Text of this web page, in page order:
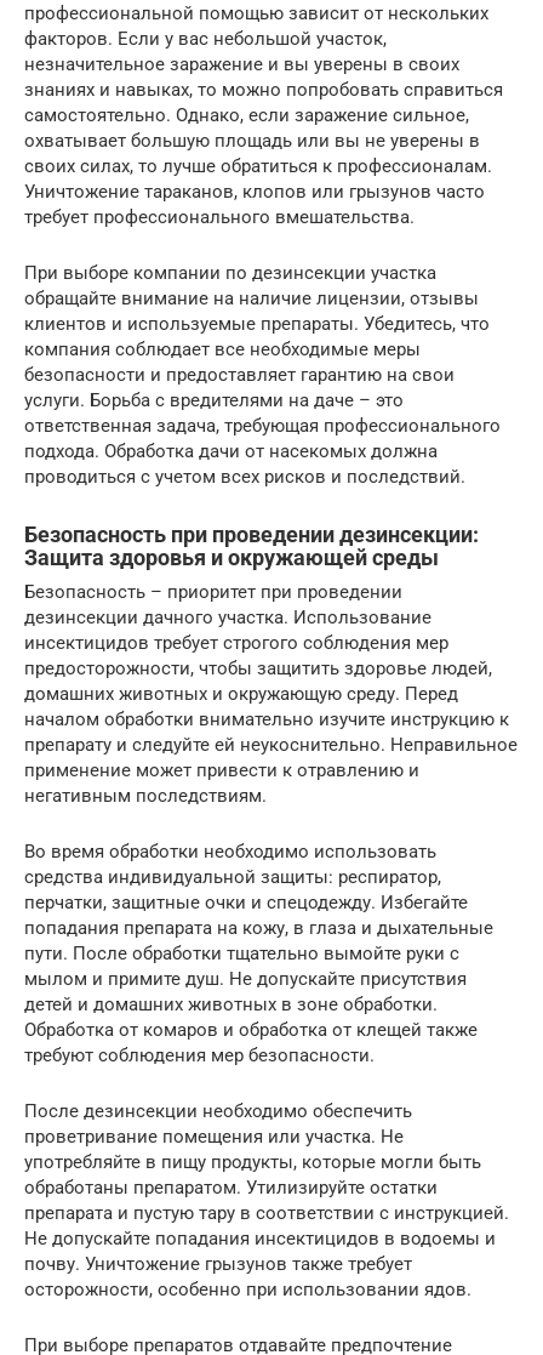
профессиональной помощью зависит от нескольких
факторов. Если у вас небольшой участок,
незначительное заражение и вы уверены в своих
знаниях и навыках, то можно попробовать справиться
самостоятельно. Однако, если заражение сильное,
охватывает большую площадь или вы не уверены в
своих силах, то лучше обратиться к профессионалам.
Уничтожение тараканов, клопов или грызунов часто
требует профессионального вмешательства.
При выборе компании по дезинсекции участка
обращайте внимание на наличие лицензии, отзывы
клиентов и используемые препараты. Убедитесь, что
компания соблюдает все необходимые меры
безопасности и предоставляет гарантию на свои
услуги. Борьба с вредителями на даче – это
ответственная задача, требующая профессионального
подхода. Обработка дачи от насекомых должна
проводиться с учетом всех рисков и последствий.
Безопасность при проведении дезинсекции:
Защита здоровья и окружающей среды
Безопасность – приоритет при проведении
дезинсекции дачного участка. Использование
инсектицидов требует строгого соблюдения мер
предосторожности, чтобы защитить здоровье людей,
домашних животных и окружающую среду. Перед
началом обработки внимательно изучите инструкцию к
препарату и следуйте ей неукоснительно. Неправильное
применение может привести к отравлению и
негативным последствиям.
Во время обработки необходимо использовать
средства индивидуальной защиты: респиратор,
перчатки, защитные очки и спецодежду. Избегайте
попадания препарата на кожу, в глаза и дыхательные
пути. После обработки тщательно вымойте руки с
мылом и примите душ. Не допускайте присутствия
детей и домашних животных в зоне обработки.
Обработка от комаров и обработка от клещей также
требуют соблюдения мер безопасности.
После дезинсекции необходимо обеспечить
проветривание помещения или участка. Не
употребляйте в пищу продукты, которые могли быть
обработаны препаратом. Утилизируйте остатки
препарата и пустую тару в соответствии с инструкцией.
Не допускайте попадания инсектицидов в водоемы и
почву. Уничтожение грызунов также требует
осторожности, особенно при использовании ядов.
При выборе препаратов отдавайте предпочтение